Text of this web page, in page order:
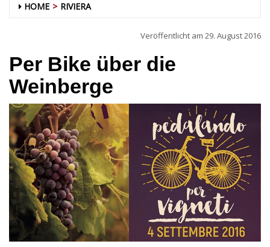
HOME RIVIERA
Veröffentlicht am 29. August 2016
Per Bike über die
Weinberge